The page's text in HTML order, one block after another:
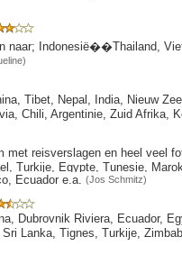
naar; Indonesië��Thailand,
Tibet, Nepal, India, Nieuw
Chili, Argentinie, Zuid Afrika,
met reisverslagen en heel veel
Turkije, Egypte, Tunesie,
Ecuador e.a. (Jos Schmitz)
Dubrovnik Riviera, Ecuador,
Sri Lanka, Tignes, Turkije,